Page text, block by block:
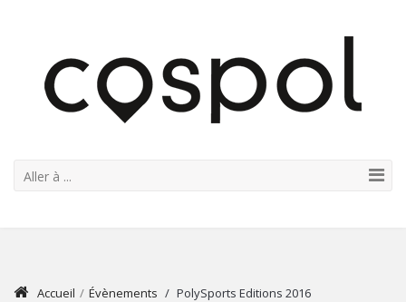
Aller à ...
Accueil / Évènements / PolySports Editions 2016